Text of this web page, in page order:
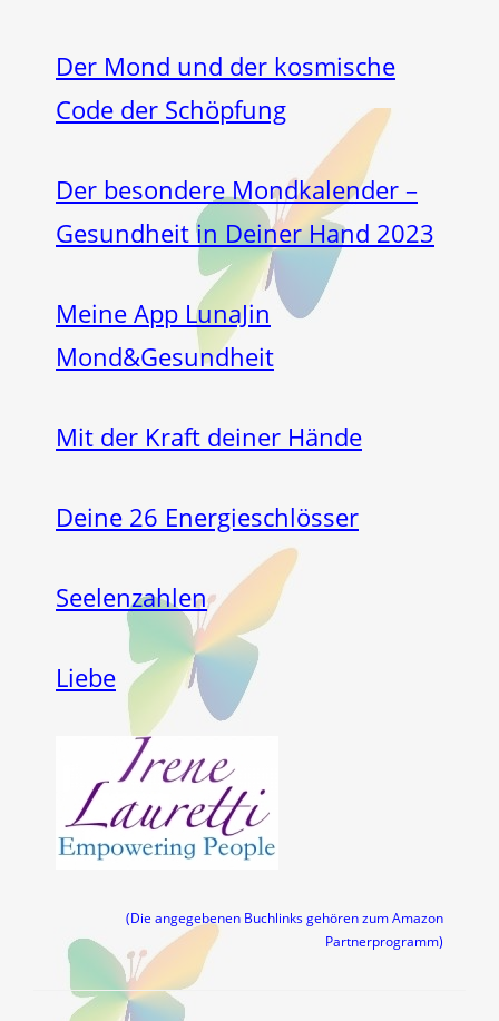
Der Mond und der kosmische
Code der Schöpfung
Der besondere Mondkalender –
Gesundheit in Deiner Hand 2023
Meine App LunaJin
Mond&Gesundheit
Mit der Kraft deiner Hände
Deine 26 Energieschlösser
Seelenzahlen
Liebe
(Die angegebenen Buchlinks gehören zum Amazon
Partnerprogramm)